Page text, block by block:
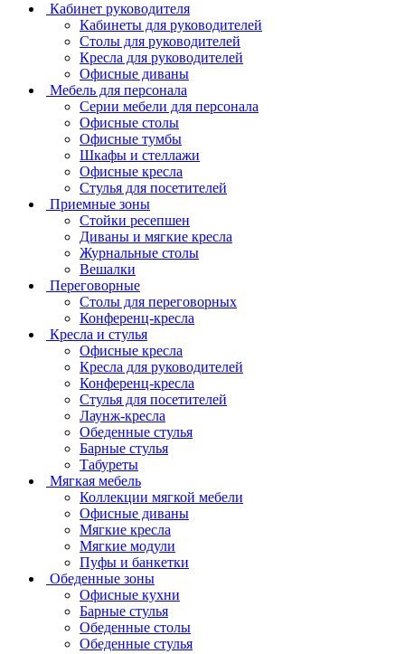
Кабинет руководителя
Кабинеты для руководителей
Столы для руководителей
Кресла для руководителей
Офисные диваны
Мебель для персонала
Серии мебели для персонала
Офисные столы
Офисные тумбы
Шкафы и стеллажи
Офисные кресла
Стулья для посетителей
Приемные зоны
Стойки ресепшен
Диваны и мягкие кресла
Журнальные столы
Вешалки
Переговорные
Столы для переговорных
Конференц-кресла
Кресла и стулья
Офисные кресла
Кресла для руководителей
Конференц-кресла
Стулья для посетителей
Лаунж-кресла
Обеденные стулья
Барные стулья
Табуреты
Мягкая мебель
Коллекции мягкой мебели
Офисные диваны
Мягкие кресла
Мягкие модули
Пуфы и банкетки
Обеденные зоны
Офисные кухни
Барные стулья
Обеденные столы
Обеденные стулья